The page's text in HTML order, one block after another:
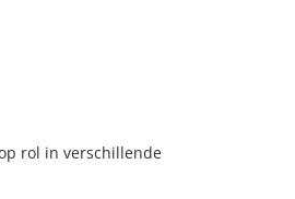
rol in verschillende